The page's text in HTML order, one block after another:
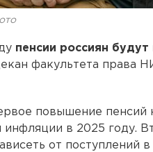
пенсии россиян
факультета
повышение пенсий
инфляции в 2025 году.
от поступлений